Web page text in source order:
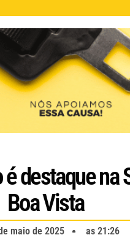
destaque na
Boa Vista
maio de 2025 as21:26